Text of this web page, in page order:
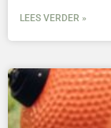
LEES VERDER »